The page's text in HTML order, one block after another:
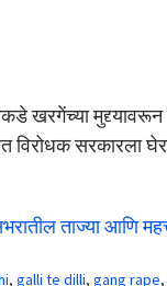
खरगेंच्या
विरोधक
ताज्या आणि
, galli te dilli, gang rape,